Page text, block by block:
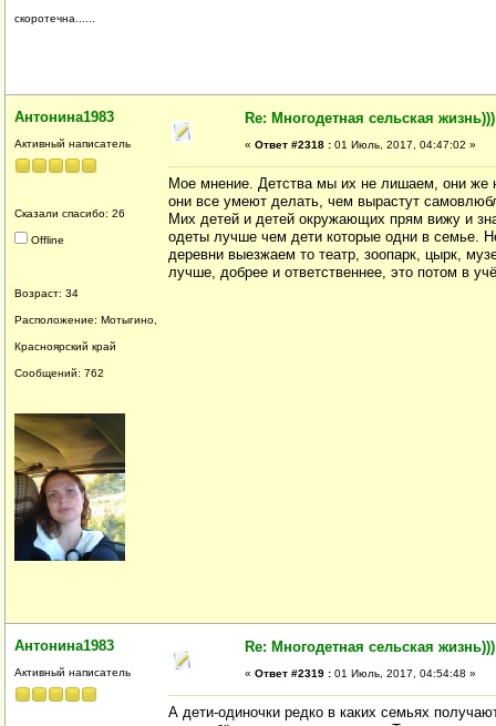
скоротечна......
Антонина1983
Активный написатель
Сказали спасибо: 26
Offline
Возраст: 34
Расположение: Мотыгино,
Красноярский край
Сообщений: 762
Re: Многодетная сельская жизнь)))
« Ответ #2318 : 01 Июль, 2017, 04:47:02 »
Мое мнение. Детства мы их не лишаем, они же
они все умеют делать, чем вырастут
Мих детей и детей окружающих прям вижу и
одеты лучше чем дети которые одни в семье.
деревни выезжаем то театр, зоопарк, цырк,
лучше, добрее и ответственнее, это потом в
Антонина1983
Активный написатель
Re: Многодетная сельская жизнь)))
« Ответ #2319 : 01 Июль, 2017, 04:54:48 »
А дети-одиночки редко в каких семьях